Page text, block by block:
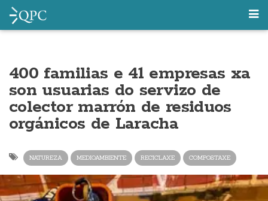
400 familias e 41 empresas xa
son usuarias do servizo de
colector marrón de residuos
orgánicos de Laracha
NATUREZA MEDIOAMBIENTE RECICLAXE COMPOSTAXE